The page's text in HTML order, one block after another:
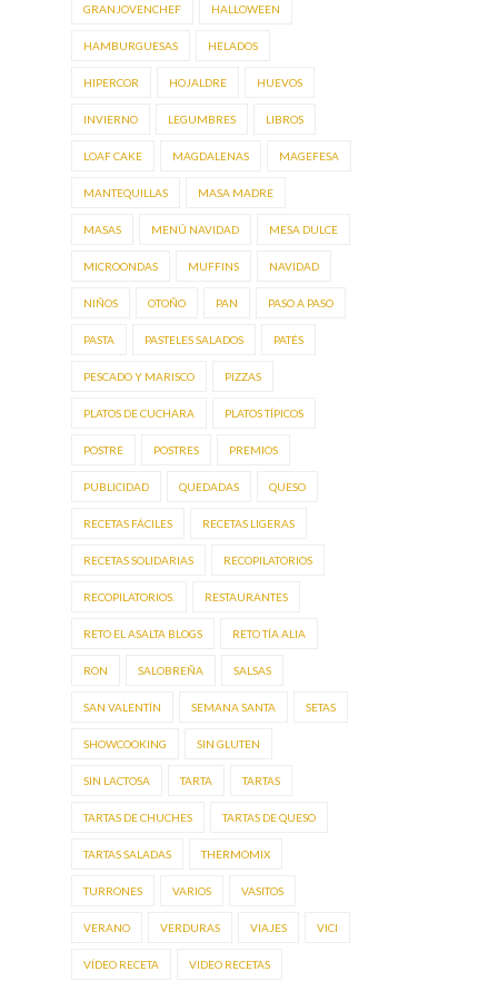
GRANJOVENCHEF HALLOWEEN
HAMBURGUESAS HELADOS
HIPERCOR HOJALDRE HUEVOS
INVIERNO LEGUMBRES LIBROS
LOAF CAKE MAGDALENAS MAGEFESA
MANTEQUILLAS MASA MADRE
MASAS MENÚ NAVIDAD MESA DULCE
MICROONDAS MUFFINS NAVIDAD
NIÑOS OTOÑO PAN PASO A PASO
PASTA PASTELES SALADOS PATÉS
PESCADO Y MARISCO PIZZAS
PLATOS DE CUCHARA PLATOS TÍPICOS
POSTRE POSTRES PREMIOS
PUBLICIDAD QUEDADAS QUESO
RECETAS FÁCILES RECETAS LIGERAS
RECETAS SOLIDARIAS RECOPILATORIOS
RECOPILATORIOS. RESTAURANTES
RETO EL ASALTA BLOGS RETO TÍA ALIA
RON SALOBREÑA SALSAS
SAN VALENTÍN SEMANA SANTA SETAS
SHOWCOOKING SIN GLUTEN
SIN LACTOSA TARTA TARTAS
TARTAS DE CHUCHES TARTAS DE QUESO
TARTAS SALADAS THERMOMIX
TURRONES VARIOS VASITOS
VERANO VERDURAS VIAJES VICI
VÍDEO RECETA VIDEO RECETAS